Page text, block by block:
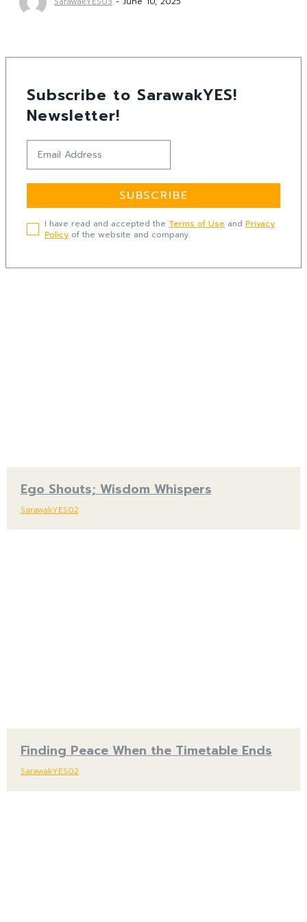
Subscribe to SarawakYES!
Newsletter!
SUBSCRIBE
I have read and accepted the Terms of Use and Privacy
Policy of the website and company.
Ego Shouts; Wisdom Whispers
SarawakYES02
Finding Peace When the Timetable Ends
SarawakYES02